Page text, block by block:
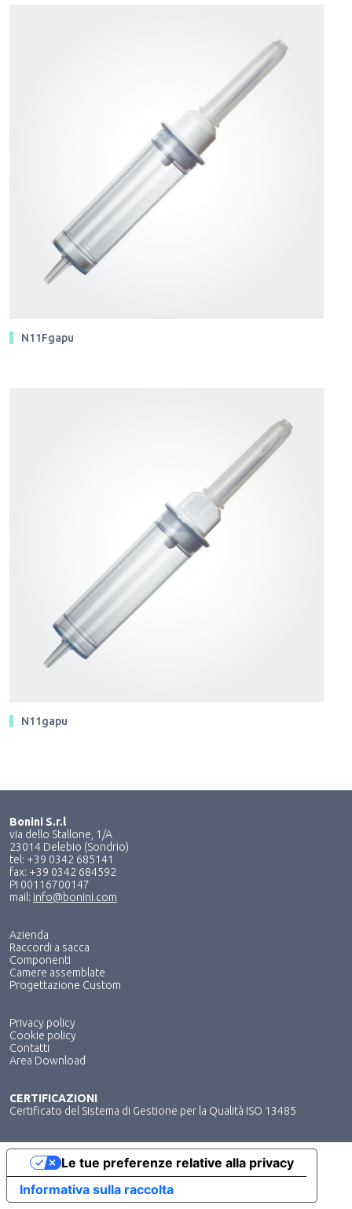
N11Fgapu
N11gapu
Bonini S.r.l
via dello Stallone, 1/A
23014 Delebio (Sondrio)
tel: +39 0342 685141
fax: +39 0342 684592
PI 00116700147
mail: info@bonini.com
Azienda
Raccordi a sacca
Componenti
Camere assemblate
Progettazione Custom
Privacy policy
Cookie policy
Contatti
Area Download
CERTIFICAZIONI
Certificato del Sistema di Gestione per la Qualità ISO 13485
Informativa sulla raccolta
Le tue preferenze relative alla privacy